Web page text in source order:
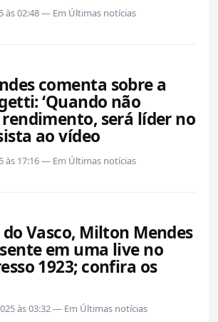
às 02:48 — Em Últimas notícias
comenta sobre a
‘Quando não
será líder no
ao vídeo
às 17:16 — Em Últimas notícias
Vasco, Milton Mendes
em uma live no
1923; confira os
às 03:32 — Em Últimas notícias